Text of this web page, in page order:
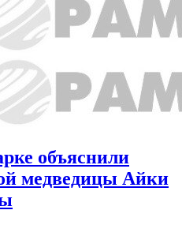
объяснили
медведицы Айки